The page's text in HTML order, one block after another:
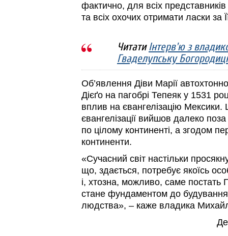
фактично, для всіх
та всіх охочих отримати ласки за
ЧитатиІнтерв'ю з
Гваделупську
Об’явлення Діви Марії
Дієґо на пагобрі Тепеяк у 1531
вплив на євангелізацію Мексики.
євангелізації вийшов далеко
по цілому континенті, а згодом
континенти.
«Сучасний світ настільки
що, здається, потребує якоїсь
і, хтозна, можливо, саме постать
стане фундаментом до будування
людства», – каже владика